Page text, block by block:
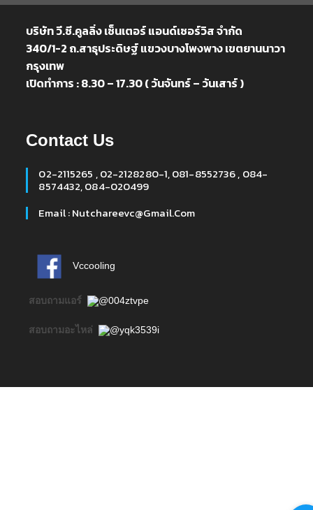
บริษัท วี.ซี.คูลลิ่ง เซ็นเตอร์ แอนด์เซอร์วิส จำกัด
340/1-2 ถ.สาธุประดิษฐ์ แขวงบางโพงพาง เขตยานนาวา
กรุงเทพ
เปิดทำการ : 8.30 – 17.30 ( วันจันทร์ – วันเสาร์ )
Contact Us
02-2115265 , 02-2128280-1, 081-8552736 , 084-
8574432, 084-020499
Email : Nutchareevc@gmail.com
Vccooling
สอบถามแอร์ @004ztvpe
สอบถามอะไหล่ @yqk3539i